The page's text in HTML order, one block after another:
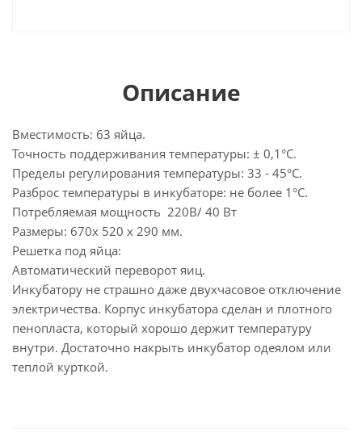
Описание
Вместимость: 63 яйца.
Точность поддерживания температуры: ± 0,1°С.
Пределы регулирования температуры: 33 - 45°С.
Разброс температуры в инкубаторе: не более 1°С.
Потребляемая мощность 220В/ 40 Вт
Размеры: 670х 520 х 290 мм.
Решетка под яйца:
Автоматический переворот яиц.
Инкубатору не страшно даже двухчасовое отключение
электричества. Корпус инкубатора сделан и плотного
пенопласта, который хорошо держит температуру
внутри. Достаточно накрыть инкубатор одеялом или
теплой курткой.